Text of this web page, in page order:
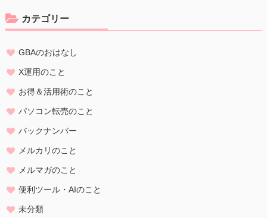
カテゴリー
GBAのおはなし
X運用のこと
お得＆活用術のこと
パソコン転売のこと
バックナンバー
メルカリのこと
メルマガのこと
便利ツール・AIのこと
未分類